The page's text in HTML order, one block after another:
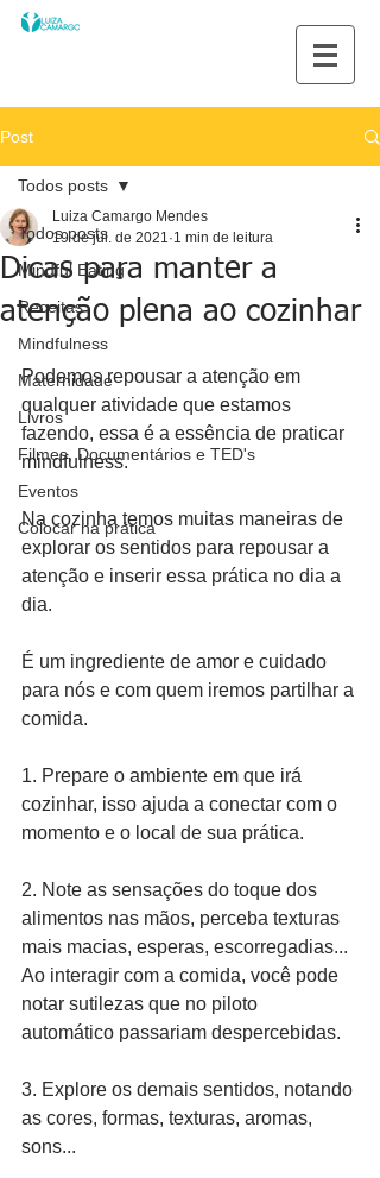
Post
Todos posts
Mindful Eating
Receitas
Mindfulness
Maternidade
Livros
Filmes, Documentários e TED's
Eventos
Colocar na prática
Todos posts
Dicas para manter a
atenção plena ao cozinhar
Luiza Camargo Mendes
19 de jul. de 2021 1 min de leitura
Podemos repousar a atenção em
qualquer atividade que estamos
fazendo, essa é a essência de praticar
mindfulness.
Na cozinha temos muitas maneiras de
explorar os sentidos para repousar a
atenção e inserir essa prática no dia a
dia.
É um ingrediente de amor e cuidado
para nós e com quem iremos partilhar a
comida.
1. Prepare o ambiente em que irá
cozinhar, isso ajuda a conectar com o
momento e o local de sua prática.
2. Note as sensações do toque dos
alimentos nas mãos, perceba texturas
mais macias, esperas, escorregadias...
Ao interagir com a comida, você pode
notar sutilezas que no piloto
automático passariam despercebidas.
3. Explore os demais sentidos, notando
as cores, formas, texturas, aromas,
sons...